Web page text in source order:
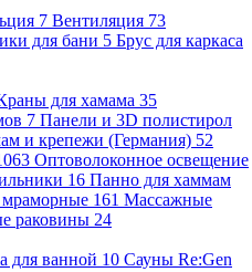
7 Вентиляция 73
для бани 5 Брус для каркаса
для хамама 35
7 Панели и 3D полистирол
и крепежи (Германия) 52
Оптоволоконное освещение
16 Панно для хаммам
161 Массажные
раковины 24
для ванной 10 Сауны Re:Gen